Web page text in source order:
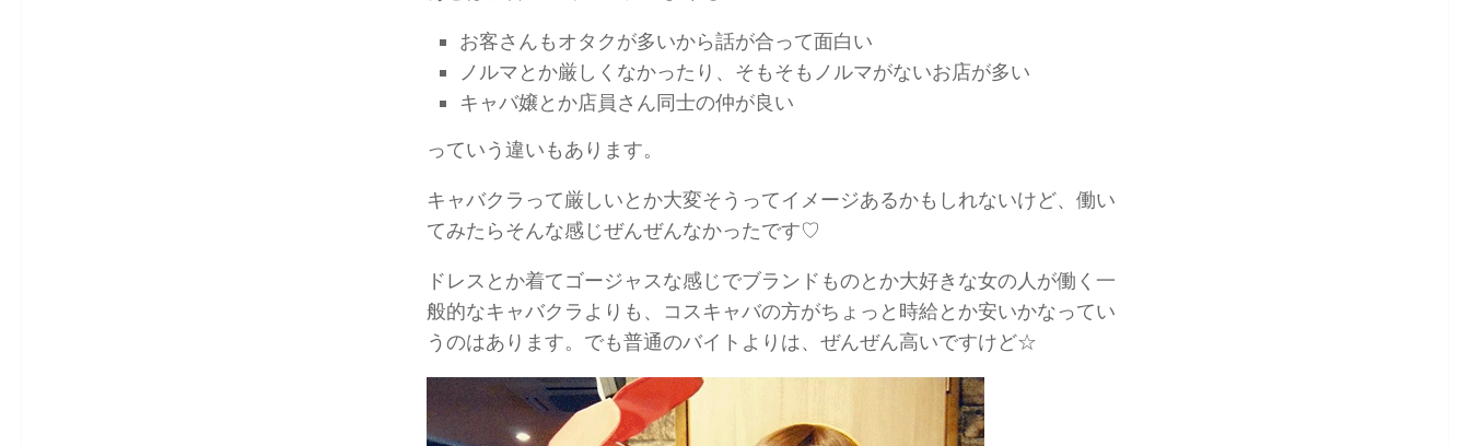
お客さんもオタクが多いから話が合って面白い
ノルマとか厳しくなかったり、そもそもノルマがないお店が多い
キャバ嬢とか店員さん同士の仲が良い
っていう違いもあります。
キャバクラって厳しいとか大変そうってイメージあるかもしれないけど、働い
てみたらそんな感じぜんぜんなかったです♡
ドレスとか着てゴージャスな感じでブランドものとか大好きな女の人が働く一
般的なキャバクラよりも、コスキャバの方がちょっと時給とか安いかなってい
うのはあります。でも普通のバイトよりは、ぜんぜん高いですけど☆